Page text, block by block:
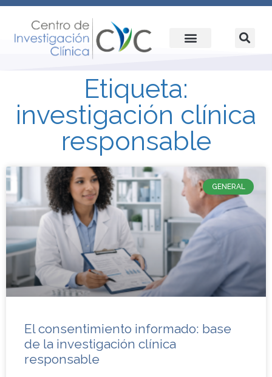
Etiqueta:
investigación clínica
responsable
GENERAL
El consentimiento informado: base
de la investigación clínica
responsable